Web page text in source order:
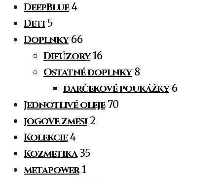
DeepBlue 4
Deti 5
Doplnky 66
Difúzory 16
Ostatné doplnky 8
darčekové poukážky 6
Jednotlivé oleje 70
jogove zmesi 2
Kolekcie 4
Kozmetika 35
metapower 1